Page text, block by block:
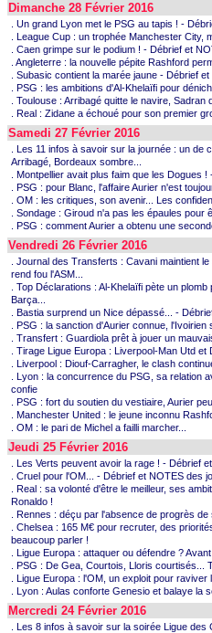
Dimanche 28 Février 2016
. Un grand Lyon met le PSG au tapis ! -
. League Cup : un trophée Manchester City,
. Caen grimpe sur le podium ! - Débrief et
. Angleterre : la nouvelle pépite Rashford
. Subasic contient la marée jaune - Débrief
. PSG : les ambitions d'Al-Khelaïfi pour
. Toulouse : Arribagé quitte le navire,
. Real : Zidane a échoué pour son premier
Samedi 27 Février 2016
. Les 11 infos à savoir sur la journée : un
Arribagé, Bordeaux sombre...
. Montpellier avait plus faim que les
. PSG : pour Blanc, l'affaire Aurier n'est
. OM : les critiques, son avenir... Les
. Sondage : Giroud n'a pas les épaules
. PSG : comment Aurier a obtenu une
Vendredi 26 Février 2016
. Journal des Transferts : Cavani maintient
rend fou l'ASM...
. Top Déclarations : Al-Khelaïfi pète un
Barça...
. Bastia surprend un Nice dépassé... -
. PSG : la sanction d'Aurier connue, l'Ivoirien
. Transfert : Guardiola prêt à jouer un
. Tirage Ligue Europa : Liverpool-Man Utd
. Liverpool : Diouf-Carragher, le clash
. Lyon : la concurrence du PSG, sa relation
confie
. PSG : fort du soutien du vestiaire, Aurier
. Manchester United : le jeune inconnu
. OM : le pari de Michel a failli marcher...
Jeudi 25 Février 2016
. Les Verts peuvent avoir la rage ! - Débrief
. Cruel pour l'OM... - Débrief et NOTES des
. Real : sa volonté d'être le meilleur, ses
Ronaldo !
. Rennes : déçu par l'absence de progrès
. Chelsea : 165 M€ pour recruter, des
beaucoup parler !
. Ligue Europa : attaquer ou défendre ?
. PSG : De Gea, Courtois, Lloris courtisés...
. Ligue Europa : l'OM, un exploit pour raviver
. Lyon : Aulas conforte Genesio et balaye la
Mercredi 24 Février 2016
. Les 8 infos à savoir sur la soirée Ligue